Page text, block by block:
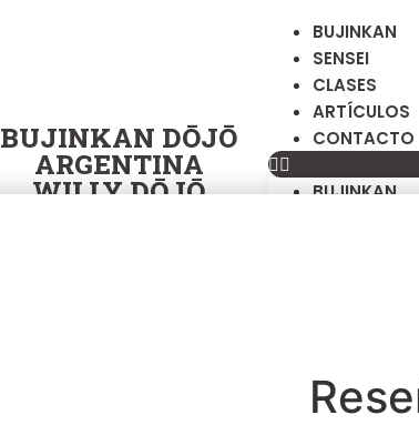
BUJINKAN DŌJŌ
ARGENTINA
WILLY DŌJŌ
BUJINKAN
SENSEI
CLASES
ARTÍCULOS
CONTACTO
BUJINKAN